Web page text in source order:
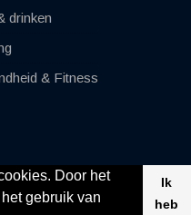
Door het
gebruik van
Ik
heb
drinken
& Fitness